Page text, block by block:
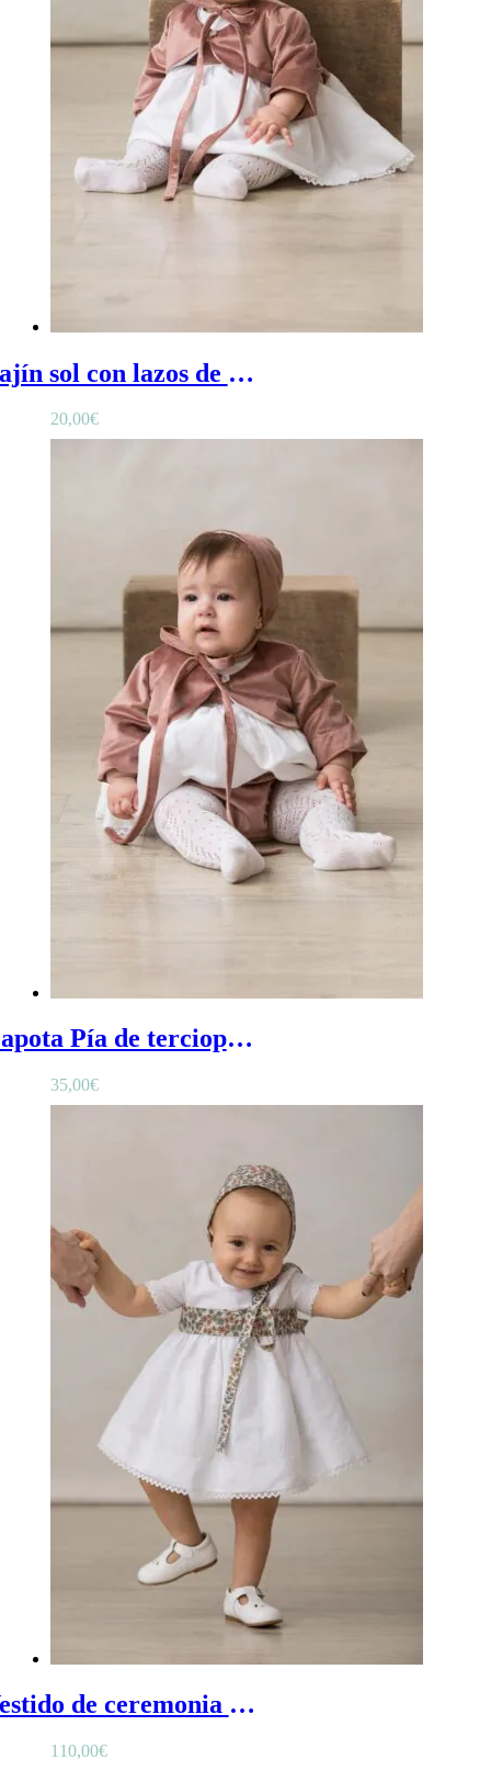
Fajín sol con lazos de bebé en terciopelo rosa nude - Fajín con lazos de bebé en terciopelo rosa nude con frontal liso
20,00€
Capota Pía de terciopelo rosa nude - Capota bebé sencilla en terciopelo rosa nude
35,00€
Vestido de ceremonia Nuri de bebé - Vestido blanco bebé en lino con escote cuadrado en la espalda
110,00€